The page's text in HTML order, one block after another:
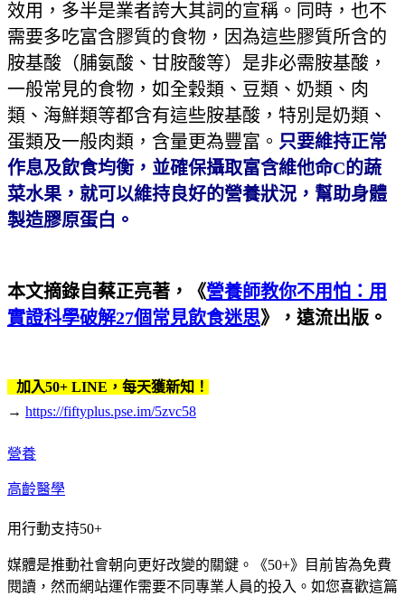
效用，多半是業者誇大其詞的宣稱。同時，也不
需要多吃富含膠質的食物，因為這些膠質所含的
胺基酸（脯氨酸、甘胺酸等）是非必需胺基酸，
一般常見的食物，如全穀類、豆類、奶類、肉
類、海鮮類等都含有這些胺基酸，特別是奶類、
蛋類及一般肉類，含量更為豐富。 只要維持正常
作息及飲食均衡，並確保攝取富含維他命C的蔬
菜水果，就可以維持良好的營養狀況，幫助身體
製造膠原蛋白。
本文摘錄自蔡正亮著，《營養師教你不用怕：用
實證科學破解27個常見飲食迷思》，遠流出版。
加入50+ LINE，每天獲新知！
→ https://fiftyplus.pse.im/5zvc58
營養
高齡醫學
用行動支持50+
媒體是推動社會朝向更好改變的關鍵。《50+》目前皆為免費
閱讀，然而網站運作需要不同專業人員的投入。如您喜歡這篇